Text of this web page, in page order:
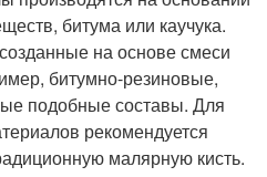
битума или каучука.
на основе смеси
битумно-резиновые,
подобные составы. Для
рекомендуется
малярную кисть.